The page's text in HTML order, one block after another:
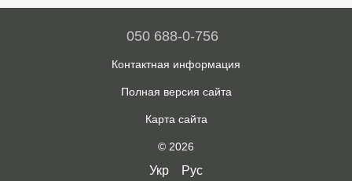
050 688-0-756
Контактная информация
Полная версия сайта
Карта сайта
© 2026
Укр Рус